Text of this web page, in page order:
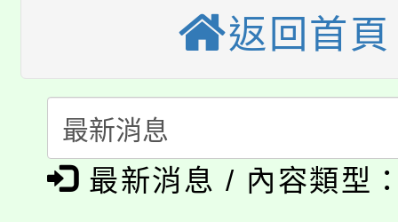
程，歡迎學生輔導中心
心理、諮商輔導、社會
系所師生報名參加。
縣市「校園短影音徵
門員」簡章及活動海報
踴躍報名參加。
桃園市115學年度學生
要點
展演活動實施計畫」
115年度「教育部表揚
義教育推展貢獻獎」
公告本校115學年度第
代理(課)教師甄選結果
「2026金融保險知識
返回首頁
最新消息 / 內容類型